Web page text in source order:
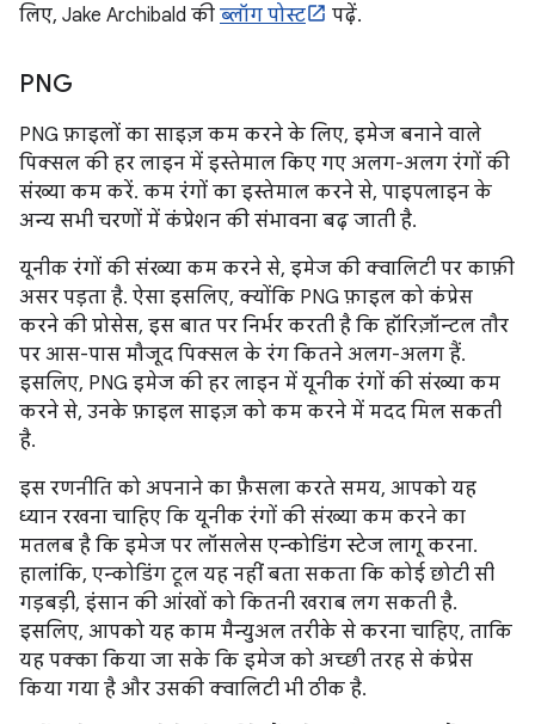
लिए, Jake Archibald की ब्लॉग पोस्ट पढ़ें.
PNG
PNG फ़ाइलों का साइज़ कम करने के लिए, इमेज बनाने वाले
पिक्सल की हर लाइन में इस्तेमाल किए गए अलग-अलग रंगों की
संख्या कम करें. कम रंगों का इस्तेमाल करने से, पाइपलाइन के
अन्य सभी चरणों में कंप्रेशन की संभावना बढ़ जाती है.
यूनीक रंगों की संख्या कम करने से, इमेज की क्वालिटी पर काफ़ी
असर पड़ता है. ऐसा इसलिए, क्योंकि PNG फ़ाइल को कंप्रेस
करने की प्रोसेस, इस बात पर निर्भर करती है कि हॉरिज़ॉन्टल तौर
पर आस-पास मौजूद पिक्सल के रंग कितने अलग-अलग हैं.
इसलिए, PNG इमेज की हर लाइन में यूनीक रंगों की संख्या कम
करने से, उनके फ़ाइल साइज़ को कम करने में मदद मिल सकती
है.
इस रणनीति को अपनाने का फ़ैसला करते समय, आपको यह
ध्यान रखना चाहिए कि यूनीक रंगों की संख्या कम करने का
मतलब है कि इमेज पर लॉसलेस एन्कोडिंग स्टेज लागू करना.
हालांकि, एन्कोडिंग टूल यह नहीं बता सकता कि कोई छोटी सी
गड़बड़ी, इंसान की आंखों को कितनी खराब लग सकती है.
इसलिए, आपको यह काम मैन्युअल तरीके से करना चाहिए, ताकि
यह पक्का किया जा सके कि इमेज को अच्छी तरह से कंप्रेस
किया गया है और उसकी क्वालिटी भी ठीक है.